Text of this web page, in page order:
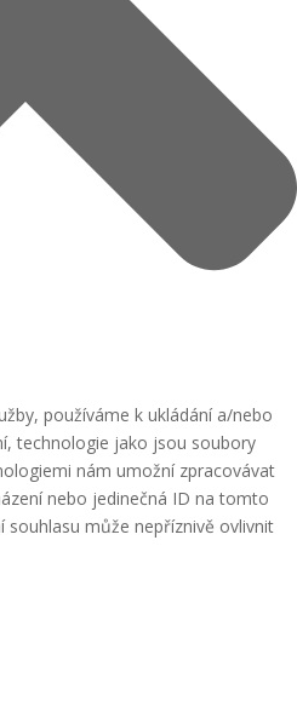
používáme k ukládání a/nebo
technologie jako jsou soubory
nám umožní zpracovávat
nebo jedinečná ID na tomto
souhlasu může nepříznivě ovlivnit